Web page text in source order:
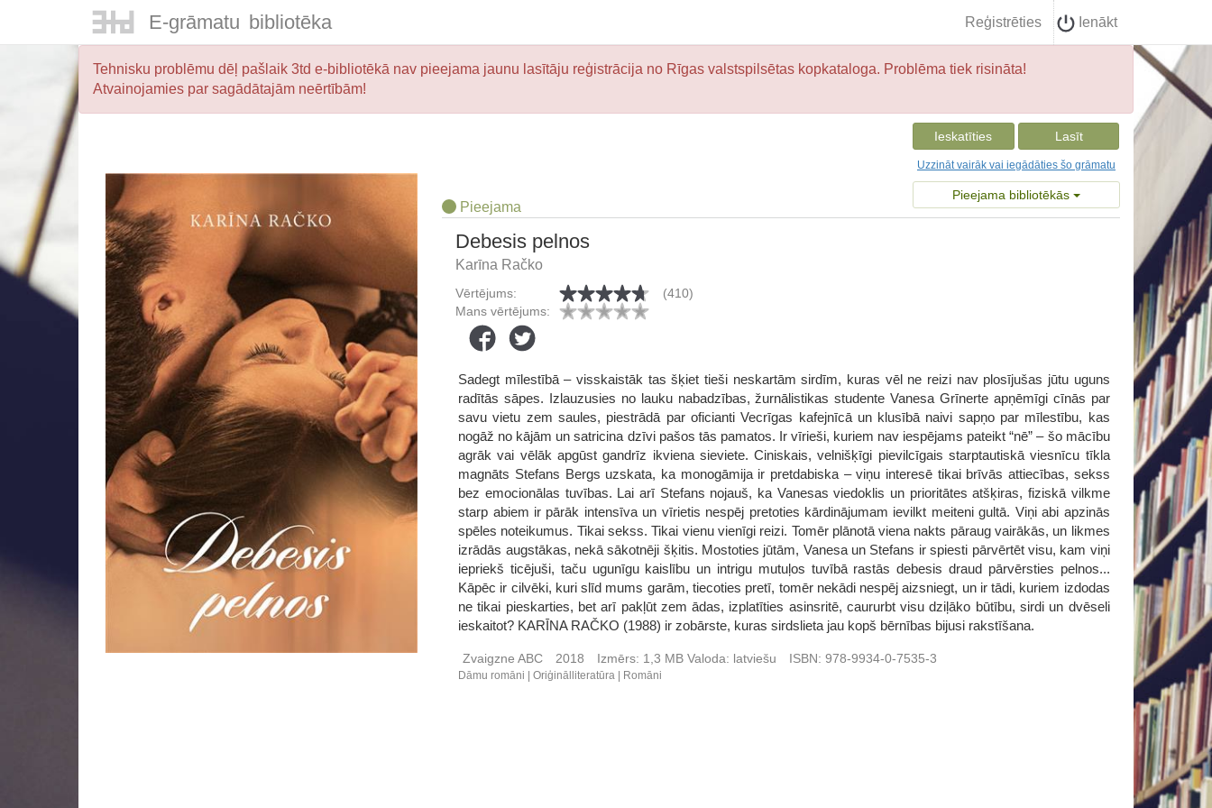
E-grāmatu bibliotēka Reģistrēties Ienākt
Tehnisku problēmu dēļ pašlaik 3td e-bibliotēkā nav pieejama jaunu lasītāju reģistrācija no Rīgas valstspilsētas kopkataloga. Problēma tiek risināta!
Atvainojamies par sagādātajām neērtībām!
Ieskatīties Lasīt
Uzzināt vairāk vai iegādāties šo grāmatu
Pieejama bibliotēkās
Pieejama
Debesis pelnos
Karīna Račko
Vērtējums:
(410)
Mans vērtējums:
Sadegt mīlestībā – visskaistāk tas šķiet tieši neskartām sirdīm, kuras vēl ne reizi nav plosījušas jūtu uguns
radītās sāpes. Izlauzusies no lauku nabadzības, žurnālistikas studente Vanesa Grīnerte apņēmīgi cīnās par
savu vietu zem saules, piestrādā par oficianti Vecrīgas kafejnīcā un klusībā naivi sapņo par mīlestību, kas
nogāž no kājām un satricina dzīvi pašos tās pamatos. Ir vīrieši, kuriem nav iespējams pateikt “nē” – šo mācību
agrāk vai vēlāk apgūst gandrīz ikviena sieviete. Ciniskais, velnišķīgi pievilcīgais starptautiskā viesnīcu tīkla
magnāts Stefans Bergs uzskata, ka monogāmija ir pretdabiska – viņu interesē tikai brīvās attiecības, sekss
bez emocionālas tuvības. Lai arī Stefans nojauš, ka Vanesas viedoklis un prioritātes atšķiras, fiziskā vilkme
starp abiem ir pārāk intensīva un vīrietis nespēj pretoties kārdinājumam ievilkt meiteni gultā. Viņi abi apzinās
spēles noteikumus. Tikai sekss. Tikai vienu vienīgi reizi. Tomēr plānotā viena nakts pāraug vairākās, un likmes
izrādās augstākas, nekā sākotnēji šķitis. Mostoties jūtām, Vanesa un Stefans ir spiesti pārvērtēt visu, kam viņi
iepriekš ticējuši, taču ugunīgu kaislību un intrigu mutuļos tuvībā rastās debesis draud pārvērsties pelnos...
Kāpēc ir cilvēki, kuri slīd mums garām, tiecoties pretī, tomēr nekādi nespēj aizsniegt, un ir tādi, kuriem izdodas
ne tikai pieskarties, bet arī pakļūt zem ādas, izplatīties asinsritē, caururbt visu dziļāko būtību, sirdi un dvēseli
ieskaitot? KARĪNA RAČKO (1988) ir zobārste, kuras sirdslieta jau kopš bērnības bijusi rakstīšana.
Zvaigzne ABC 2018 Izmērs: 1,3 MBValoda: latviešu ISBN: 978-9934-0-7535-3
Dāmu romāni Oriģinālliteratūra Romāni